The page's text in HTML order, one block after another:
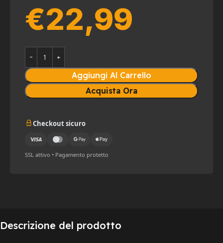
€22,99
Aggiungi Al Carrello
Acquista Ora
Checkout sicuro
SSL attivo • Pagamento protetto
Descrizione del prodotto